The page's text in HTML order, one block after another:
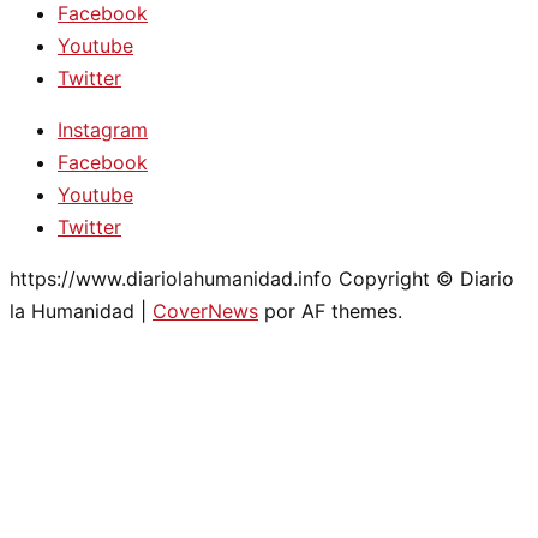
Facebook
Youtube
Twitter
Instagram
Facebook
Youtube
Twitter
https://www.diariolahumanidad.info Copyright © Diario
la Humanidad
CoverNews por AF themes.